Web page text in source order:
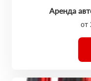
Аренда
от